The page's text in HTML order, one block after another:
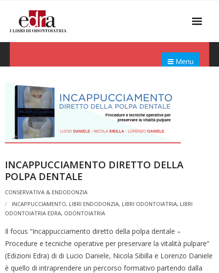
Menu
INCAPPUCCIAMENTO DIRETTO DELLA
POLPA DENTALE
CONSERVATIVA & ENDODONZIA
INCAPPUCCIAMENTO, LIBRI ENDODONZIA, LIBRI ODONTOIATRIA, LIBRI
ODONTOIATRIA EDRA, ODONTOIATRIA
Il focus “Incappucciamento diretto della polpa dentale –
Procedure e tecniche operative per preservare la vitalità pulpare”
(Edizioni Edra) di di Lucio Daniele, Nicola Sibilla e Lorenzo Daniele
è quello di intraprendere un percorso formativo partendo dalla